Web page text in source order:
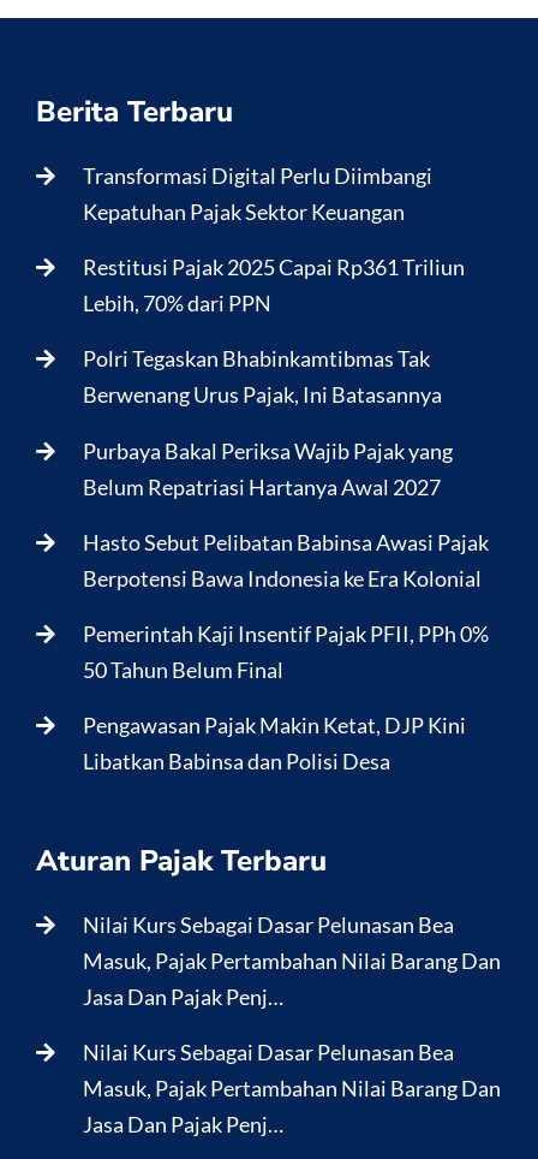
Berita Terbaru
Transformasi Digital Perlu Diimbangi
Kepatuhan Pajak Sektor Keuangan
Restitusi Pajak 2025 Capai Rp361 Triliun
Lebih, 70% dari PPN
Polri Tegaskan Bhabinkamtibmas Tak
Berwenang Urus Pajak, Ini Batasannya
Purbaya Bakal Periksa Wajib Pajak yang
Belum Repatriasi Hartanya Awal 2027
Hasto Sebut Pelibatan Babinsa Awasi Pajak
Berpotensi Bawa Indonesia ke Era Kolonial
Pemerintah Kaji Insentif Pajak PFII, PPh 0%
50 Tahun Belum Final
Pengawasan Pajak Makin Ketat, DJP Kini
Libatkan Babinsa dan Polisi Desa
Aturan Pajak Terbaru
Nilai Kurs Sebagai Dasar Pelunasan Bea
Masuk, Pajak Pertambahan Nilai Barang Dan
Jasa Dan Pajak Penj…
Nilai Kurs Sebagai Dasar Pelunasan Bea
Masuk, Pajak Pertambahan Nilai Barang Dan
Jasa Dan Pajak Penj…